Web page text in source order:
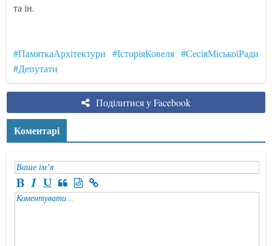
та ін.
#ПамяткаАрхітектури #ІсторіяКовеля #СесіяМіськоїРади
#Депутати
Поділитися у Facebook
Коментарі